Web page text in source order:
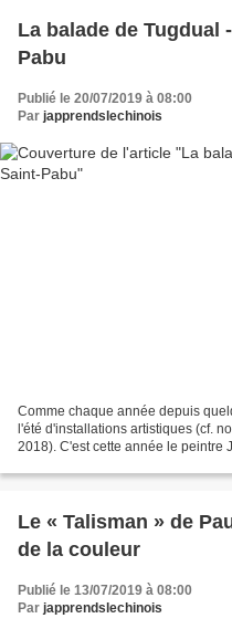
La balade de Tugdual
Pabu
Publié le 20/07/2019 à 08:00
Par japprendslechinois
Comme chaque année depuis
l'été d'installations artistiques (cf.
2018). C'est cette année le peintre
Le « Talisman » de Paul Sérusier
de la couleur
Publié le 13/07/2019 à 08:00
Par japprendslechinois